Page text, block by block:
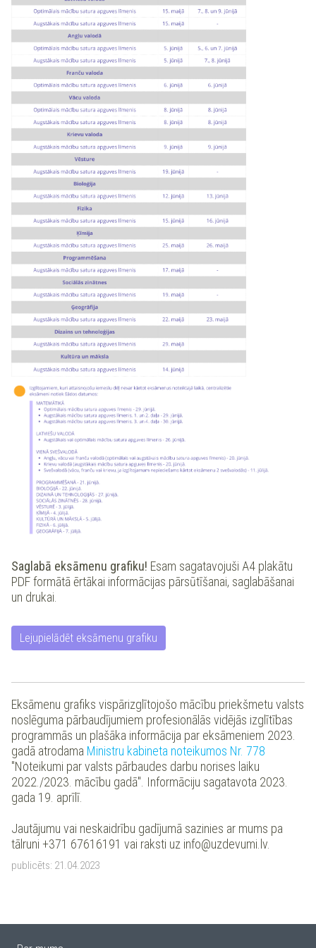
Saglabā eksāmenu grafiku! Esam sagatavojuši A4 plakātu
PDF formātā ērtākai informācijas pārsūtīšanai, saglabāšanai
un drukai.
Lejupielādēt eksāmenu grafiku
Eksāmenu grafiks vispārizglītojošo mācību priekšmetu valsts
noslēguma pārbaudījumiem profesionālās vidējās izglītības
programmās un plašāka informācija par eksāmeniem 2023.
gadā atrodama Ministru kabineta noteikumos Nr. 778
"Noteikumi par valsts pārbaudes darbu norises laiku
2022./2023. mācību gadā". Informāciju sagatavota 2023.
gada 19. aprīlī.
Jautājumu vai neskaidrību gadījumā sazinies ar mums pa
tālruni +371 67616191 vai raksti uz info@uzdevumi.lv.
publicēts: 21.04.2023